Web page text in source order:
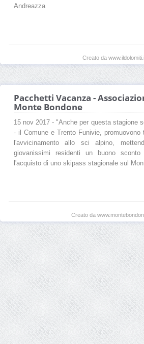
Andreazza
Creato da
Pacchetti Vacanza -
Monte Bondone
15 nov 2017 - "Anche per questa stagione
- il Comune e Trento Funivie,
l'avvicinamento allo sci alpino,
giovanissimi residenti un buono
l'acquisto di uno skipass stagionale sul
Creato da